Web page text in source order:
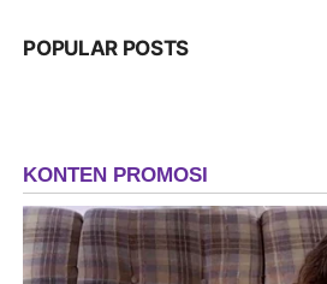
POPULAR POSTS